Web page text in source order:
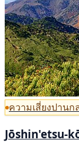
ความเสี่ยงปานก
Jōshin'etsu-